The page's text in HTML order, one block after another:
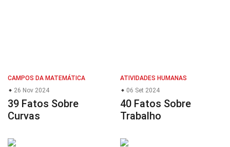
CAMPOS DA MATEMÁTICA
26 Nov 2024
39 Fatos Sobre
Curvas
ATIVIDADES HUMANAS
06 Set 2024
40 Fatos Sobre
Trabalho